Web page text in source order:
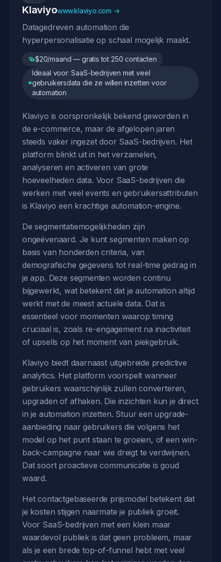
Klaviyowww.klaviyo.com →
Datagedreven automation die
hyperpersonalisatie op schaal mogelijk maakt.
$20/maand — gratis tot 250 contacten
Ideaal voor: SaaS-bedrijven met veel
gebruikersdata die ze willen inzetten voor
automation
Klaviyo is oorspronkelijk bekend geworden in
de e-commerce, maar de afgelopen jaren
steeds vaker ingezet door SaaS-bedrijven. Het
platform blinkt uit in het verzamelen,
analyseren en activeren van grote
hoeveelheden data. Voor SaaS-bedrijven die
werken met veel events en gebruikersattributen
is Klaviyo een krachtige automation-engine.
De segmentatiemogelijkheden zijn
ongeëvenaard. Je kunt segmenten maken op
basis van honderden criteria, van
demografische gegevens tot real-time gedrag in
je app. Deze segmenten worden continu
bijgewerkt, wat betekent dat je automation altijd
werkt met de meest actuele data. Dat is
essentieel voor momenten waarop timing
cruciaal is, zoals re-engagement na inactiviteit
of upsells op het moment van piekgebruik.
Klaviyo biedt daarnaast uitgebreide predictive
analytics. Het platform voorspelt wanneer
gebruikers waarschijnlijk zullen converteren,
upgraden of afhaken. Die inzichten kun je direct
in je automation inzetten. Stuur een upgrade-
aanbieding naar gebruikers die volgens het
model op het punt staan te groeien, of een win-
back-campagne naar wie dreigt te verdwijnen.
Dat soort proactieve communicatie is goud
waard.
Het contactgebaseerde prijsmodel betekent dat
je kosten stijgen naarmate je publiek groeit.
Voor SaaS-bedrijven met een klein maar
waardevol publiek is dat geen probleem, maar
als je een brede top-of-funnel hebt met veel